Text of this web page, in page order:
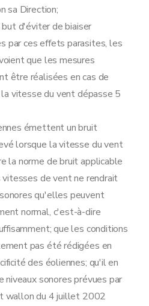
sa Direction;
but d'éviter de biaiser
par ces effets parasites, les
que les mesures
être réalisées en cas de
vitesse du vent dépasse 5
émettent un bruit
lorsque la vitesse du vent
la norme de bruit applicable
de vent ne rendrait
qu'elles peuvent
normal, c'est-à-dire
que les conditions
pas été rédigées en
des éoliennes; qu'il en
sonores prévues par
wallon du 4 juillet 2002